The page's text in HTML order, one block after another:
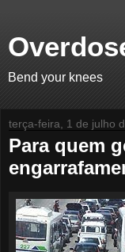
Bend your knees
terça-feira, 1 de julho
Para quem